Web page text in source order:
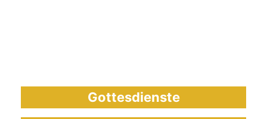
Gottesdienste